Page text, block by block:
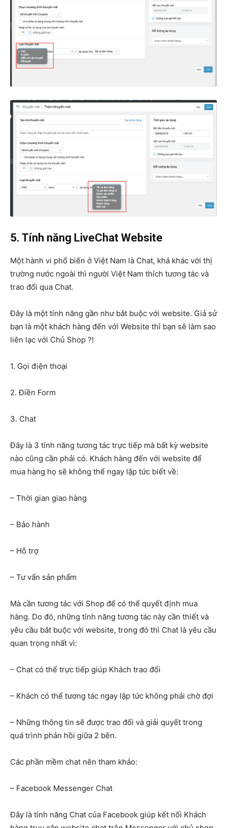
5. Tính năng LiveChat Website
Một hành vi phổ biến ở Việt Nam là Chat, khá khác với thị
trường nước ngoài thì người Việt Nam thích tương tác và
trao đổi qua Chat.
Đây là một tính năng gần như bắt buộc với website. Giả sử
bạn là một khách hàng đến với Website thì bạn sẽ làm sao
liên lạc với Chủ Shop ?!
1. Gọi điện thoại
2. Điền Form
3. Chat
Đây là 3 tính năng tương tác trực tiếp mà bất kỳ website
nào cũng cần phải có. Khách hàng đến với website để
mua hàng họ sẽ không thể ngay lập tức biết về:
– Thời gian giao hàng
– Bảo hành
– Hỗ trợ
– Tư vấn sản phẩm
Mà cần tương tác với Shop để có thể quyết định mua
hàng. Do đó, những tính năng tương tác này cần thiết và
yêu cầu bắt buộc với website, trong đó thì Chat là yêu cầu
quan trọng nhất vì:
– Chat có thể trực tiếp giúp Khách trao đổi
– Khách có thể tương tác ngay lập tức không phải chờ đợi
– Những thông tin sẽ được trao đổi và giải quyết trong
quá trình phản hồi giữa 2 bên.
Các phần mềm chat nên tham khảo:
– Facebook Messenger Chat
Đây là tính năng Chat của Facebook giúp kết nối Khách